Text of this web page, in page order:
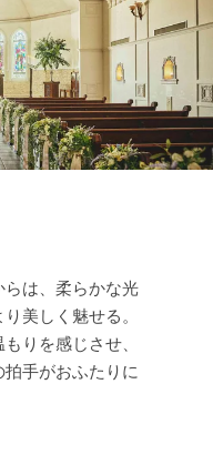
らは、柔らかな光
美しく魅せる。
りを感じさせ、
手がおふたりに